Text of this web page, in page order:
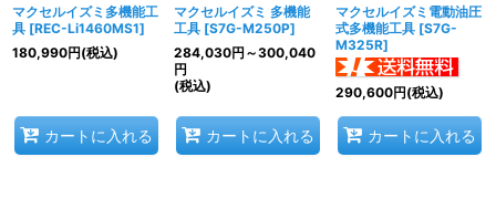
マクセルイズミ多機能工
具 [REC-Li1460MS1]
180,990円(税込)
カートに入れる
マクセルイズミ 多機能
工具 [S7G-M250P]
284,030円 ～300,040
円
(税込)
カートに入れる
マクセルイズミ電動油圧
式多機能工具 [S7G-
M325R]
290,600円(税込)
カートに入れる